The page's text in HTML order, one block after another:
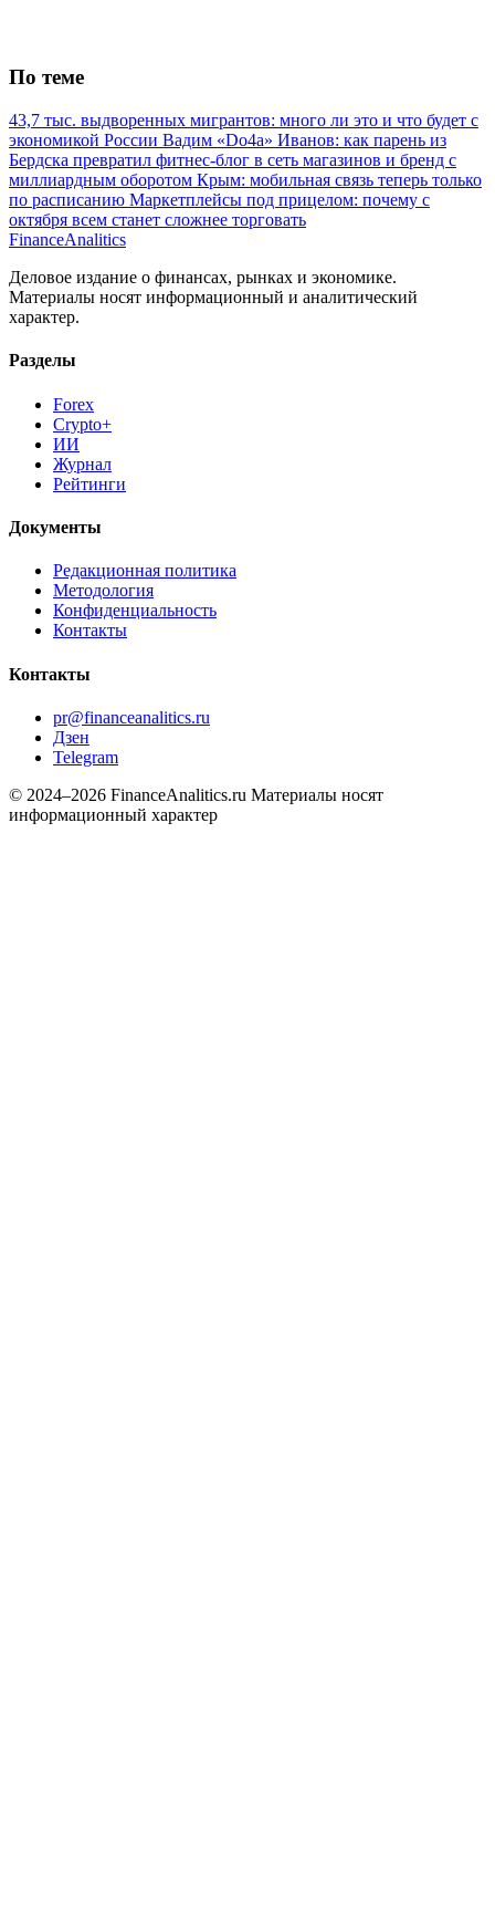
По теме
43,7 тыс. выдворенных мигрантов: много ли это и что будет с
экономикой России Вадим «Do4a» Иванов: как парень из
Бердска превратил фитнес-блог в сеть магазинов и бренд с
миллиардным оборотом Крым: мобильная связь теперь только
по расписанию Маркетплейсы под прицелом: почему с
октября всем станет сложнее торговать
FinanceAnalitics
Деловое издание о финансах, рынках и экономике.
Материалы носят информационный и аналитический
характер.
Разделы
Forex
Crypto+
ИИ
Журнал
Рейтинги
Документы
Редакционная политика
Методология
Конфиденциальность
Контакты
Контакты
pr@financeanalitics.ru
Дзен
Telegram
© 2024–2026 FinanceAnalitics.ru Материалы носят
информационный характер